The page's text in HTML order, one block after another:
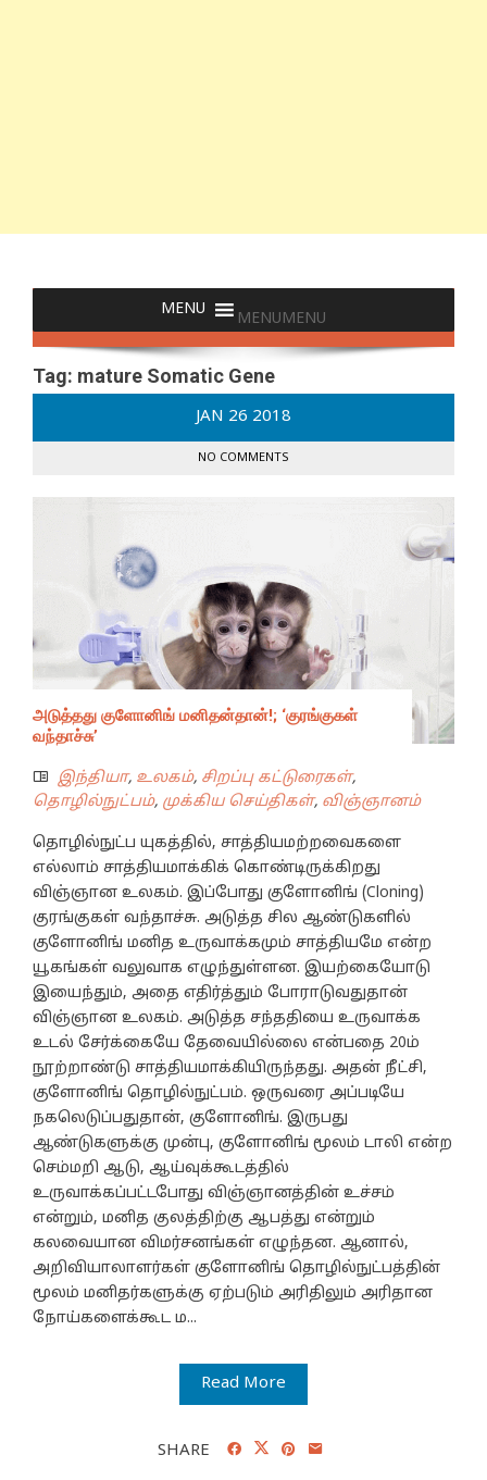
MENUMENU
Tag: mature Somatic Gene
JAN 26 2018
NO COMMENTS
அடுத்தது குளோனிங் மனிதன்தான்!; ‘குரங்குகள்
வந்தாச்சு’
இந்தியா, உலகம், சிறப்பு கட்டுரைகள்,
தொழில்நுட்பம், முக்கிய செய்திகள், விஞ்ஞானம்
தொழில்நுட்ப யுகத்தில், சாத்தியமற்றவைகளை
எல்லாம் சாத்தியமாக்கிக் கொண்டிருக்கிறது
விஞ்ஞான உலகம். இப்போது குளோனிங் (Cloning)
குரங்குகள் வந்தாச்சு. அடுத்த சில ஆண்டுகளில்
குளோனிங் மனித உருவாக்கமும் சாத்தியமே என்ற
யூகங்கள் வலுவாக எழுந்துள்ளன. இயற்கையோடு
இயைந்தும், அதை எதிர்த்தும் போராடுவதுதான்
விஞ்ஞான உலகம். அடுத்த சந்ததியை உருவாக்க
உடல் சேர்க்கையே தேவையில்லை என்பதை 20ம்
நூற்றாண்டு சாத்தியமாக்கியிருந்தது. அதன் நீட்சி,
குளோனிங் தொழில்நுட்பம். ஒருவரை அப்படியே
நகலெடுப்பதுதான், குளோனிங். இருபது
ஆண்டுகளுக்கு முன்பு, குளோனிங் மூலம் டாலி என்ற
செம்மறி ஆடு, ஆய்வுக்கூடத்தில்
உருவாக்கப்பட்டபோது விஞ்ஞானத்தின் உச்சம்
என்றும், மனித குலத்திற்கு ஆபத்து என்றும்
கலவையான விமர்சனங்கள் எழுந்தன. ஆனால்,
அறிவியாலாளர்கள் குளோனிங் தொழில்நுட்பத்தின்
மூலம் மனிதர்களுக்கு ஏற்படும் அரிதிலும் அரிதான
நோய்களைக்கூட ம...
Read More
SHARE